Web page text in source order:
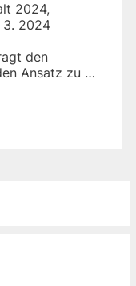
2024,
3. 2024
den
Ansatz zu …